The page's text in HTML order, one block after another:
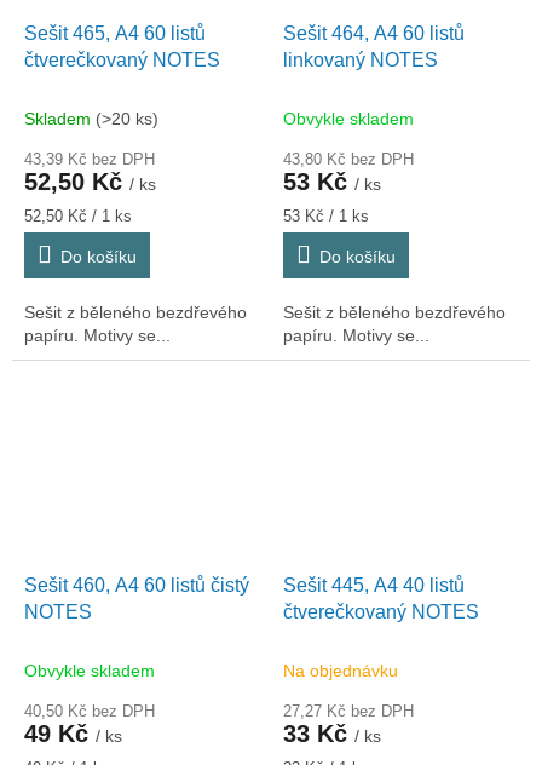
Sešit 465, A4 60 listů
čtverečkovaný NOTES
Skladem (>20 ks)
43,39 Kč bez DPH
52,50 Kč / ks
Měrná
cena:
52,50 Kč / 1 ks
Do košíku
Sešit z běleného bezdřevého
papíru. Motivy se...
Sešit 464, A4 60 listů
linkovaný NOTES
Obvykle skladem
43,80 Kč bez DPH
53 Kč / ks
Měrná
cena:
53 Kč / 1 ks
Do košíku
Sešit z běleného bezdřevého
papíru. Motivy se...
Sešit 460, A4 60 listů čistý
NOTES
Obvykle skladem
40,50 Kč bez DPH
49 Kč / ks
Sešit 445, A4 40 listů
čtverečkovaný NOTES
Na objednávku
27,27 Kč bez DPH
33 Kč / ks